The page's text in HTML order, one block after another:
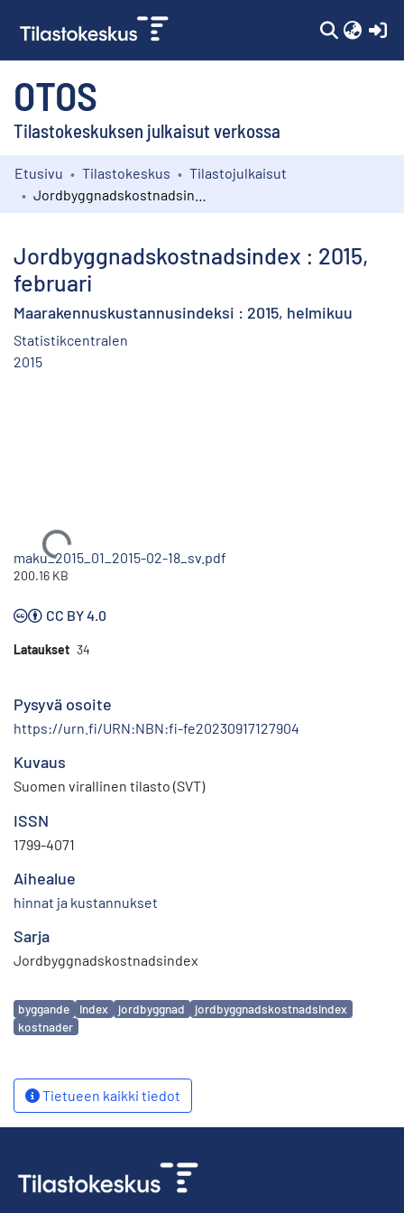
OTOS
Tilastokeskuksen julkaisut verkossa
Kokoelmat
Etusivu Tilastokeskus
Tilastojulkaisut
Jordbyggnadskostnadsindex : 2015,
februari
Maarakennuskustannusindeksi : 2015, helmikuu
Statistikcentralen
2015
Ladataan...
maku_2015_01_2015-02-18_sv.pdf
200.16 KB
CC BY 4.0
Lataukset 34
Pysyvä osoite
https://urn.fi/URN:NBN:fi-fe20230917127904
Kuvaus
Suomen virallinen tilasto (SVT)
ISSN
1799-4071
Aihealue
hinnat ja kustannukset
Sarja
Jordbyggnadskostnadsindex
Avainsanat
byggande index jordbyggnad
jordbyggnadskostnadsindex
kostnader
Tietueen kaikki tiedot